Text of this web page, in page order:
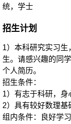
统，学士
招生计划
1）本科研究实习
生。请感兴趣的同
个人简历。
招生条件：
1） 有志于科研， 身
2）具有较好数理基
组内条件：良好学